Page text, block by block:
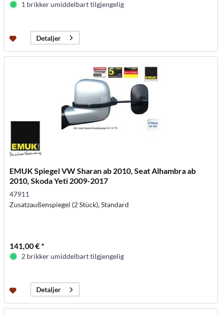
1 brikker umiddelbart tilgjengelig
Detaljer
EMUK Spiegel VW Sharan ab 2010, Seat Alhambra ab
2010, Skoda Yeti 2009-2017
47911
Zusatzaußenspiegel (2 Stück), Standard
141,00 € *
2 brikker umiddelbart tilgjengelig
Detaljer